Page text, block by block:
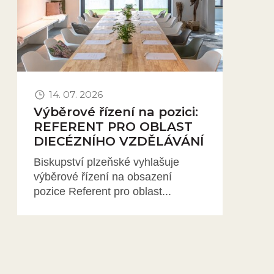
14. 07. 2026
Výběrové řízení na pozici:
REFERENT PRO OBLAST
DIECÉZNÍHO VZDĚLÁVÁNÍ
Biskupství plzeňské vyhlašuje
výběrové řízení na obsazení
pozice Referent pro oblast...